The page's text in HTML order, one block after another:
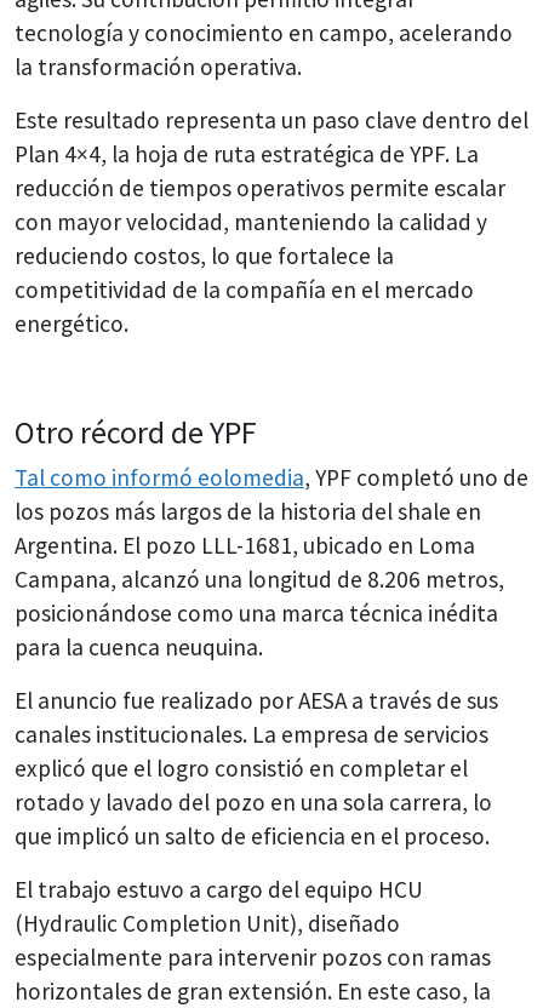
tecnología y conocimiento en campo, acelerando
la transformación operativa.
Este resultado representa un paso clave dentro del
Plan 4×4, la hoja de ruta estratégica de YPF. La
reducción de tiempos operativos permite escalar
con mayor velocidad, manteniendo la calidad y
reduciendo costos, lo que fortalece la
competitividad de la compañía en el mercado
energético.
Otro récord de YPF
Tal como informó eolomedia, YPF completó uno de
los pozos más largos de la historia del shale en
Argentina. El pozo LLL-1681, ubicado en Loma
Campana, alcanzó una longitud de 8.206 metros,
posicionándose como una marca técnica inédita
para la cuenca neuquina.
El anuncio fue realizado por AESA a través de sus
canales institucionales. La empresa de servicios
explicó que el logro consistió en completar el
rotado y lavado del pozo en una sola carrera, lo
que implicó un salto de eficiencia en el proceso.
El trabajo estuvo a cargo del equipo HCU
(Hydraulic Completion Unit), diseñado
especialmente para intervenir pozos con ramas
horizontales de gran extensión. En este caso, la